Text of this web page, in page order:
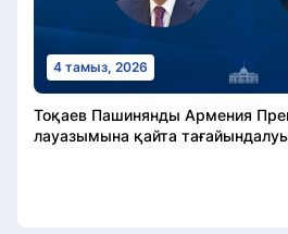
4 тамыз, 2026
Тоқаев Пашинянды Армения
лауазымына қайта